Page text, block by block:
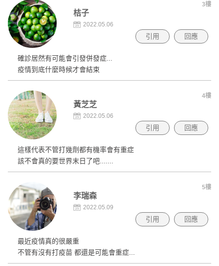
3樓
桔子
2022.05.06
引用 回應
確診居然有可能會引發併發症...
疫情到底什麼時候才會結束
4樓
黃芝芝
2022.05.06
引用 回應
這樣代表不管打幾劑都有機率會有重症
該不會真的要世界末日了吧.......
5樓
李瑞森
2022.05.09
引用 回應
最近疫情真的很嚴重
不管有沒有打疫苗 都還是可能會重症...